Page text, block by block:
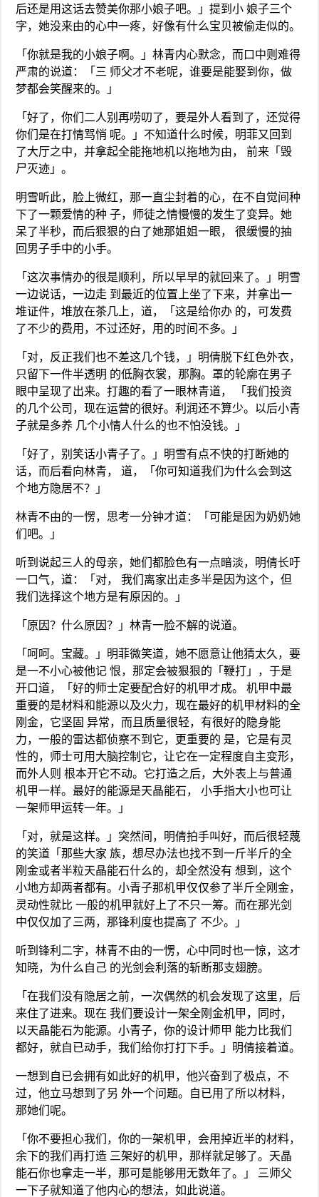
后还是用这话去赞美你那小娘子吧。」提到小 娘子三个
字，她没来由的心中一疼，好像有什么宝贝被偷走似的。
「你就是我的小娘子啊。」林青内心默念，而口中则难得
严肃的说道：「三 师父才不老呢，谁要是能娶到你，做
梦都会笑醒来的。」
「好了，你们二人别再唠叨了，要是外人看到了，还觉得
你们是在打情骂悄 呢。」不知道什么时候，明菲又回到
了大厅之中，并拿起全能拖地机以拖地为由， 前来「毁
尸灭迹」。
明雪听此，脸上微红，那一直尘封着的心，在不自觉间种
下了一颗爱情的种 子，师徒之情慢慢的发生了变异。她
呆了半秒，而后狠狠的白了她那姐姐一眼， 很缓慢的抽
回男子手中的小手。
「这次事情办的很是顺利，所以早早的就回来了。」明雪
一边说话，一边走 到最近的位置上坐了下来，并拿出一
堆证件，堆放在茶几上，道，「这是给你办 的，可发费
了不少的费用，不过还好，用的时间不多。」
「对，反正我们也不差这几个钱，」明倩脱下红色外衣，
只留下一件半透明 的低胸衣裳，那胸。罩的轮廓在男子
眼中呈现了出来。打趣的看了一眼林青道， 「我们投资
的几个公司，现在运营的很好。利润还不算少。以后小青
子就是多养 几个小情人什么的也不怕没钱。」
「好了，别笑话小青子了。」明雪有点不快的打断她的
话，而后看向林青， 道，「你可知道我们为什么会到这
个地方隐居不？」
林青不由的一愣，思考一分钟才道：「可能是因为奶奶她
们吧。」
听到说起三人的母亲，她们都脸色有一点暗淡，明倩长吁
一口气，道：「对， 我们离家出走多半是因为这个，但
我们选择这个地方是有原因的。」
「原因？什么原因？」林青一脸不解的说道。
「呵呵。宝藏。」明菲微笑道，她不愿意让他猜太久，要
是一不小心被他记 恨，那定会被狠狠的「鞭打」，于是
开口道，「好的师士定要配合好的机甲才成。 机甲中最
重要的是材料和能源以及火力，现在最好的机甲材料的全
刚金，它坚固 异常，而且质量很轻，有很好的隐身能
力，一般的雷达都侦察不到它，更重要的 是，它是有灵
性的，师士可用大脑控制它，让它在一定程度自主变形，
而外人则 根本开它不动。它打造之后，大外表上与普通
机甲一样。最好的能源是天晶能石， 小手指大小也可让
一架师甲运转一年。」
「对，就是这样。」突然间，明倩拍手叫好，而后很轻蔑
的笑道「那些大家 族，想尽办法也找不到一斤半斤的全
刚金或者半粒天晶能石什么的，却全然没有 想到，这个
小地方却两者都有。小青子那机甲仅仅参了半斤全刚金，
灵动性就比 一般的机甲就好上了不只一筹。而在那光剑
中仅仅加了三两，那锋利度也提高了 不少。」
听到锋利二字，林青不由的一愣，心中同时也一惊，这才
知晓，为什么自己 的光剑会利落的斩断那支翅膀。
「在我们没有隐居之前，一次偶然的机会发现了这里，后
来住了进来。现在 我们要设计一架全刚金机甲，同时，
以天晶能石为能源。小青子，你的设计师甲 能力比我们
都好，就自已动手，我们给你打打下手。」明倩接着道。
一想到自已会拥有如此好的机甲，他兴奋到了极点，不
过，他立马想到了另 外一个问题。自已用了所以材料，
那她们呢。
「你不要担心我们，你的一架机甲，会用掉近半的材料，
余下的我们再打造 三架好的机甲，那样就足够了。天晶
能石你也拿走一半，那可是能够用无数年了。」 三师父
一下子就知道了他内心的想法，如此说道。